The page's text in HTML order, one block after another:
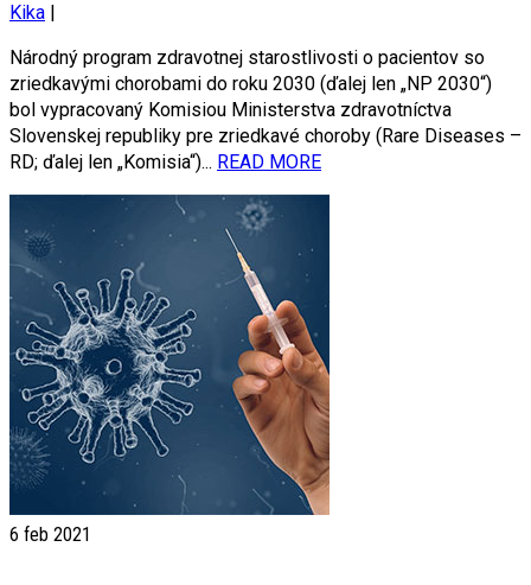
Kika
Národný program zdravotnej starostlivosti o pacientov so
zriedkavými chorobami do roku 2030 (ďalej len „NP 2030“)
bol vypracovaný Komisiou Ministerstva zdravotníctva
Slovenskej republiky pre zriedkavé choroby (Rare Diseases –
RD; ďalej len „Komisia“)... READ MORE
6 feb 2021